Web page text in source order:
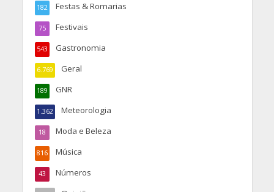
Festas & Romarias
182
Festivais
75
Gastronomia
543
Geral
6.769
GNR
189
Meteorologia
1.362
Moda e Beleza
18
Música
816
Números
43